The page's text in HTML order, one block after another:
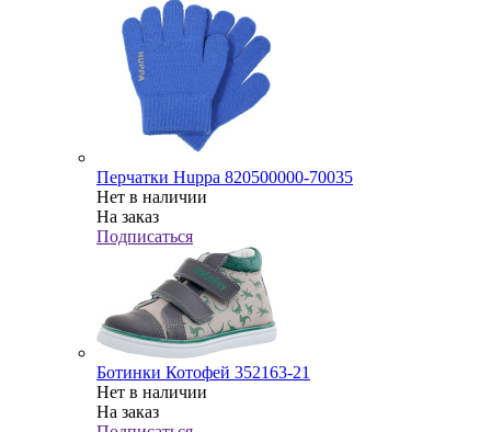
Перчатки Huppa 820500000-70035
Нет в наличии
На заказ
Подписаться
Ботинки Котофей 352163-21
Нет в наличии
На заказ